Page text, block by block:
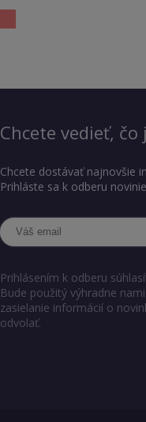
Chcete vedieť, čo
Chcete dostávať najnovšie
Prihláste sa k odberu
Prihlásením k odberu
Bude použitý výhradne
zasielanie informácií o
odvolať.